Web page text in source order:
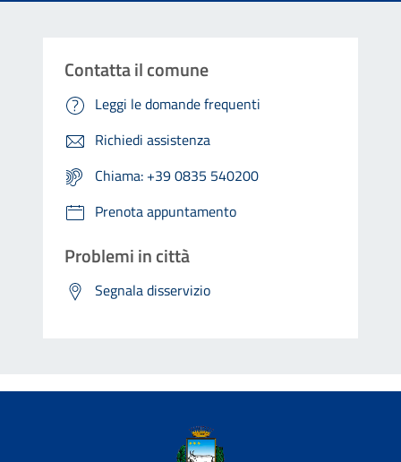
Contatta il comune
Leggi le domande frequenti
Richiedi assistenza
Chiama: +39 0835 540200
Prenota appuntamento
Problemi in città
Segnala disservizio